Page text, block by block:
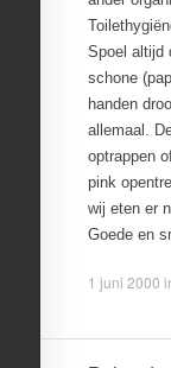
Spoel altijd
schone
handen
allemaal.
optrappen
pink
wij eten er
Goede en
1 juni 2000